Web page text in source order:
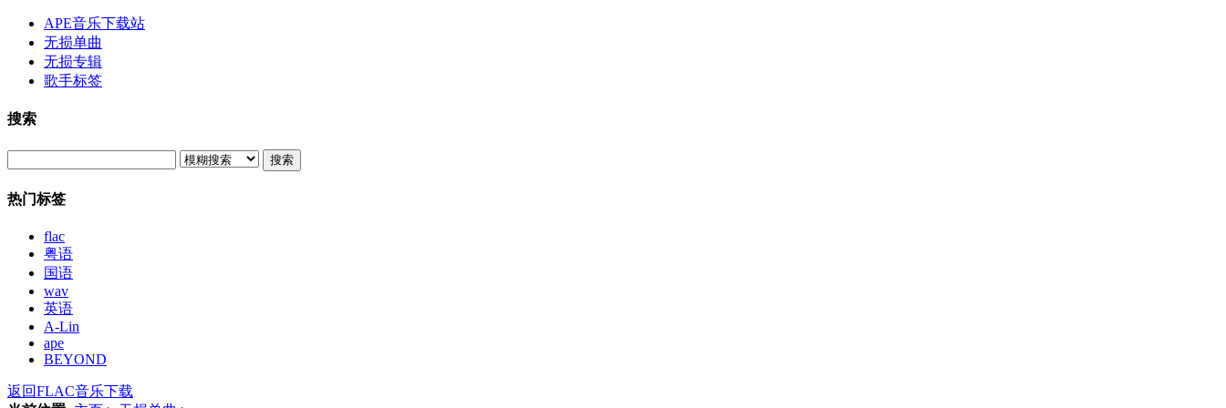
APE音乐下载站
无损单曲
无损专辑
歌手标签
搜索
搜索
热门标签
flac
粤语
国语
wav
英语
A-Lin
ape
BEYOND
返回FLAC音乐下载